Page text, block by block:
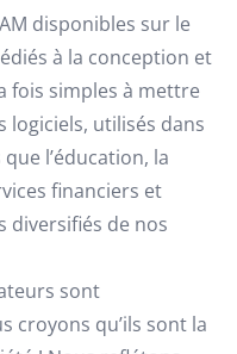
disponibles sur le
à la conception et
fois simples à mettre
utilisés dans
l’éducation, la
financiers et
diversifiés de nos
sont
croyons qu’ils sont la